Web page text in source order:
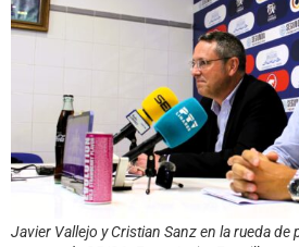
Javier Vallejo y Cristian Sanz en la rueda de